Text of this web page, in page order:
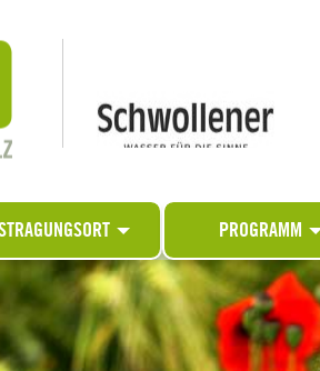
PROGRAMM